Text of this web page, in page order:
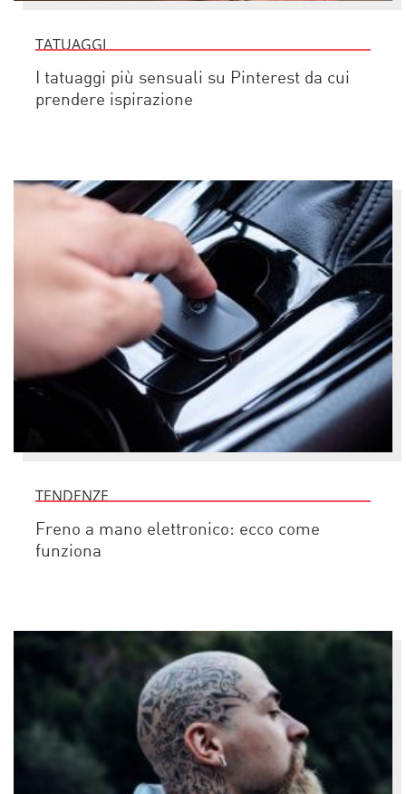
TATUAGGI
I tatuaggi più sensuali su Pinterest da cui
prendere ispirazione
TENDENZE
Freno a mano elettronico: ecco come
funziona